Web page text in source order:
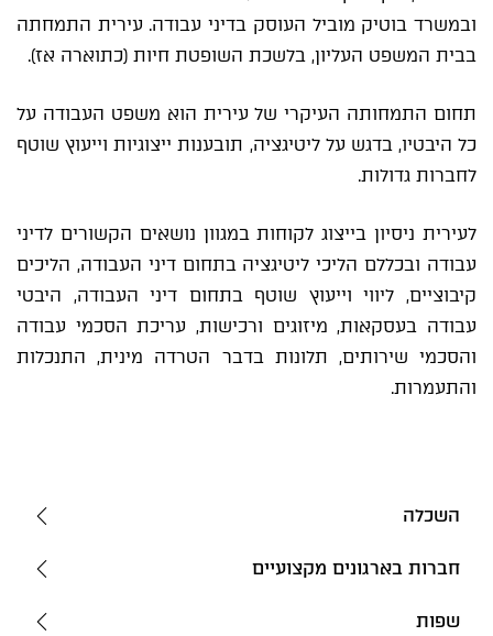
ובמשרד בוטיק מוביל העוסק בדיני עבודה. עירית התמחתה
בבית המשפט העליון, בלשכת השופטת חיות (כתוארה אז).
תחום התמחותה העיקרי של עירית הוא משפט העבודה על
כל היבטיו, בדגש על ליטיגציה, תובענות ייצוגיות וייעוץ שוטף
לחברות גדולות.
לעירית ניסיון בייצוג לקוחות במגוון נושאים הקשורים לדיני
עבודה ובכללם הליכי ליטיגציה בתחום דיני העבודה, הליכים
קיבוציים, ליווי וייעוץ שוטף בתחום דיני העבודה, היבטי
עבודה בעסקאות, מיזוגים ורכישות, עריכת הסכמי עבודה
והסכמי שירותים, תלונות בדבר הטרדה מינית, התנכלות
והתעמרות.
השכלה
חברות בארגונים מקצועיים
שפות